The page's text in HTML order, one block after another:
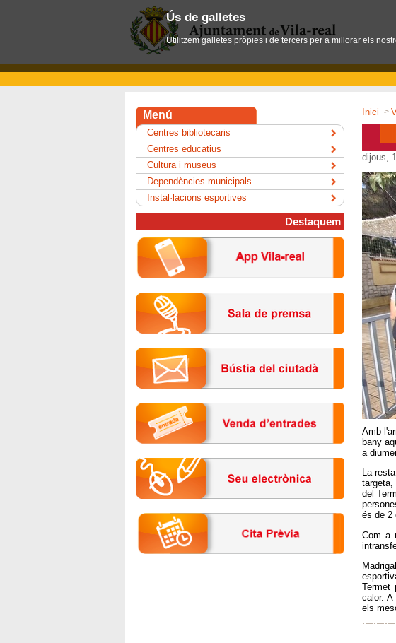
Inici ->
dijous,
Amb
bany
a
La
del
és de 2
Com a
Termet
calor.
els
Menú
Centres bibliotecaris
Centres educatius
Cultura i museus
Dependències municipals
Instal·lacions esportives
Destaquem
Ús de galletes
Utilitzem galletes pròpies i de tercers per a millorar els